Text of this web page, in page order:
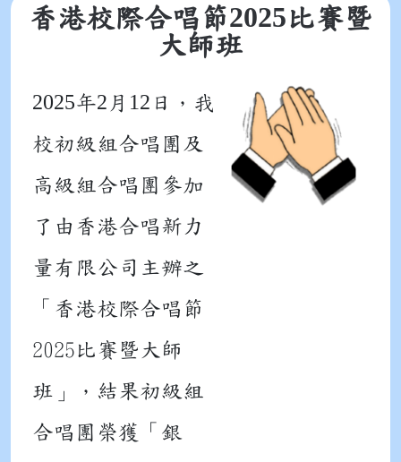
香港校際合唱節2025比賽暨
大師班
2025年2 月 12 日
，我
校初級組合唱團及
高級組合唱團參加
了由香港合唱新力
量有限公司主辦之
「香港校際合唱節
2025比賽暨大師
班」，結果初級組
合唱團榮獲「銀